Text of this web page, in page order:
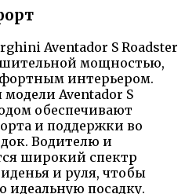
Aventador S Roadster
мощностью,
интерьером.
Aventador S
обеспечивают
и поддержки во
Водителю и
широкий спектр
и руля, чтобы
посадку.